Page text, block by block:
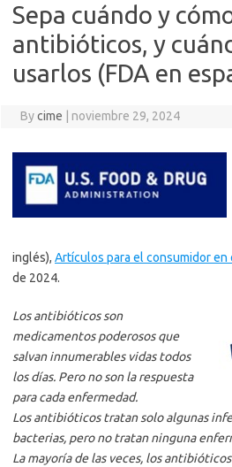
Sepa cuándo y
antibióticos, y
usarlos (FDA en
Bycime noviembre 29, 2024
inglés), Artículos para el consumidor en
de 2024.
Los antibióticos son
medicamentos poderosos que
salvan innumerables vidas todos
los días. Pero no son la respuesta
para cada enfermedad.
Los antibióticos tratan solo algunas
bacterias, pero no tratan ninguna
La mayoría de las veces, los